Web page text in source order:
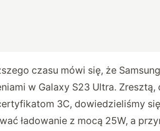
czasu mówi się, że
w Galaxy S23 Ultra.
3C, dowiedzieliśmy
ładowanie z mocą 25W, a